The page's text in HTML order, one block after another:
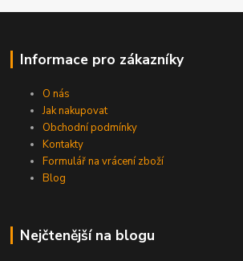
Informace pro zákazníky
O nás
Jak nakupovat
Obchodní podmínky
Kontakty
Formulář na vrácení zboží
Blog
Nejčtenější na blogu